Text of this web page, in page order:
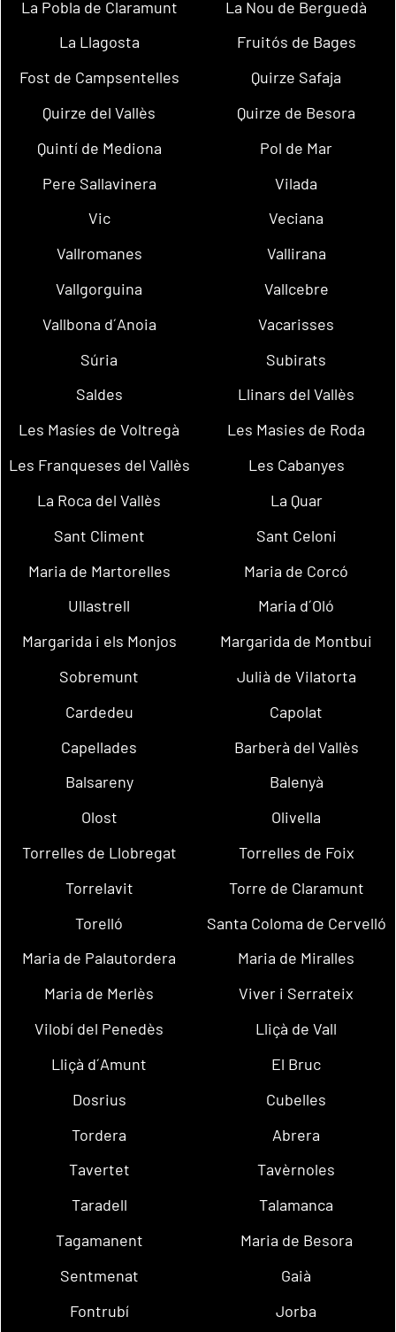
La Pobla de Claramunt
La Nou de Berguedà
La Llagosta
Fruitós de Bages
Fost de Campsentelles
Quirze Safaja
Quirze del Vallès
Quirze de Besora
Quintí de Mediona
Pol de Mar
Pere Sallavinera
Vilada
Vic
Veciana
Vallromanes
Vallirana
Vallgorguina
Vallcebre
Vallbona d´Anoia
Vacarisses
Súria
Subirats
Saldes
Llinars del Vallès
Les Masíes de Voltregà
Les Masies de Roda
Les Franqueses del Vallès
Les Cabanyes
La Roca del Vallès
La Quar
Sant Climent
Sant Celoni
Maria de Martorelles
Maria de Corcó
Ullastrell
Maria d´Oló
Margarida i els Monjos
Margarida de Montbui
Sobremunt
Julià de Vilatorta
Cardedeu
Capolat
Capellades
Barberà del Vallès
Balsareny
Balenyà
Olost
Olivella
Torrelles de Llobregat
Torrelles de Foix
Torrelavit
Torre de Claramunt
Torelló
Santa Coloma de Cervelló
Maria de Palautordera
Maria de Miralles
Maria de Merlès
Viver i Serrateix
Vilobí del Penedès
Lliçà de Vall
Lliçà d´Amunt
El Bruc
Dosrius
Cubelles
Tordera
Abrera
Tavertet
Tavèrnoles
Taradell
Talamanca
Tagamanent
Maria de Besora
Sentmenat
Gaià
Fontrubí
Jorba